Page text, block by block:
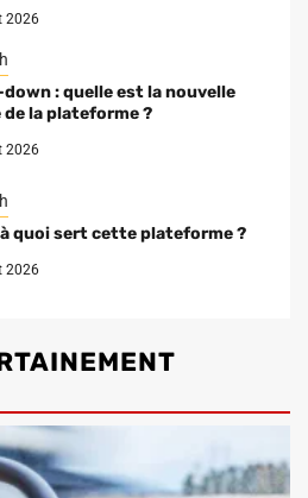
2026
: quelle est la nouvelle
de la plateforme ?
2026
quoi sert cette plateforme ?
2026